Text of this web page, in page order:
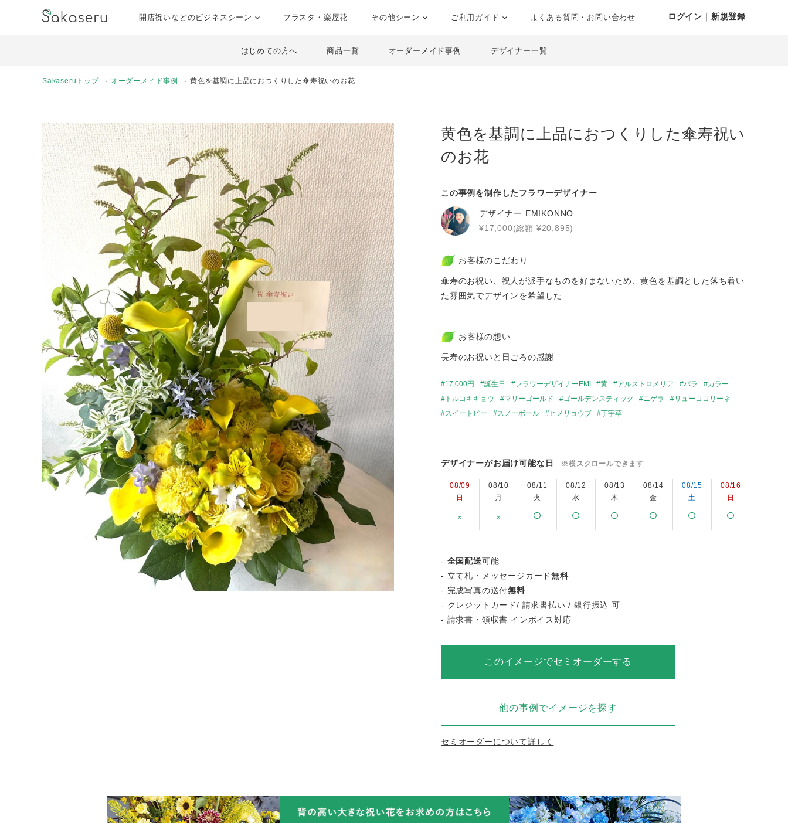
開店祝いなどのビジネスシーン フラスタ・楽屋花 その他シーン ご利用ガイド よくある質問・お問い合わせ ログイン｜新規登録
はじめての方へ 商品一覧 オーダーメイド事例 デザイナー一覧
Sakaseruトップ オーダーメイド事例 黄色を基調に上品におつくりした傘寿祝いのお花
黄色を基調に上品におつくりした傘寿祝い
のお花
この事例を制作したフラワーデザイナー
デザイナー EMIKONNO
¥17,000(総額 ¥20,895)
お客様のこだわり
傘寿のお祝い、祝人が派手なものを好まないため、黄色を基調とした落ち着い
た雰囲気でデザインを希望した
お客様の想い
長寿のお祝いと日ごろの感謝
17,000円 誕生日 フラワーデザイナーEMI 黄 アルストロメリア バラ
カラー
トルコキキョウ
マリーゴールド ゴールデンスティック ニゲラ
リューココリーネ
スイートピー
スノーボール ヒメリョウブ 丁宇草
デザイナーがお届け可能な日 ※横スクロールできます
08/09
日
×
08/10
月
×
08/11
火
08/12
水
08/13
木
08/14
金
08/15
土
08/16
日
- 全国配送可能
- 立て札・メッセージカード無料
- 完成写真の送付無料
- クレジットカード/ 請求書払い / 銀行振込 可
- 請求書・領収書 インボイス対応
このイメージでセミオーダーする
他の事例でイメージを探す
セミオーダーについて詳しく